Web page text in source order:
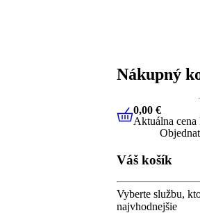
Nákupný
0,00 €
0,00 €
Aktuálna cena
Váš košík
Vyberte službu,
najvhodnejšie